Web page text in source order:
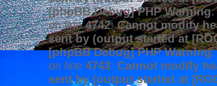
[phpBB Debug] PHP Warning
on line4742:Cannot modify
sent by (output started at
[phpBB Debug] PHP Warning:
on line 4743: Cannot modify
sent by (output started at